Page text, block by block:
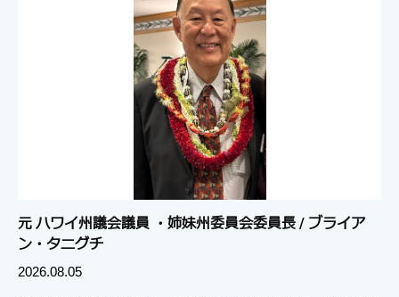
元 ハワイ州議会議員 ・姉妹州委員会委員長 / ブライア
ン・タニグチ
2026.08.05